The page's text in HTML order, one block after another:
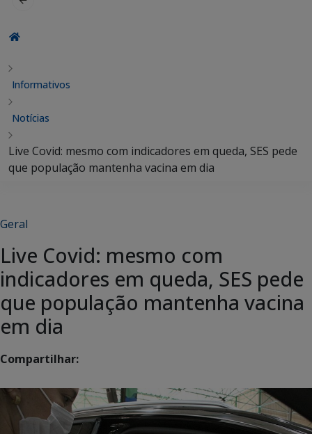
Informativos
Notícias
Live Covid: mesmo com indicadores em queda, SES pede
que população mantenha vacina em dia
Geral
Live Covid: mesmo com
indicadores em queda, SES pede
que população mantenha vacina
em dia
Compartilhar: